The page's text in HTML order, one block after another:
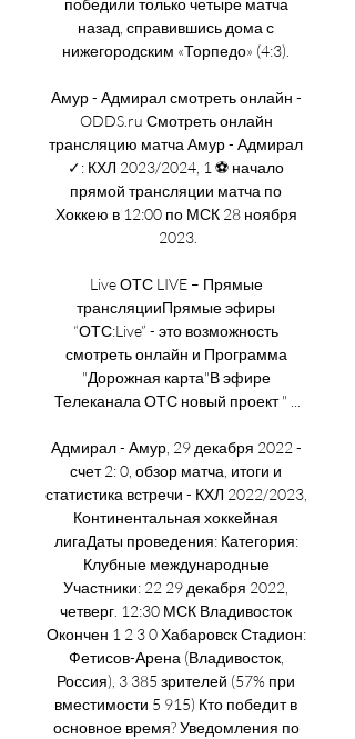
победили только четыре матча
назад, справившись дома с
нижегородским «Торпедо» (4:3).
Амур - Адмирал смотреть онлайн -
ODDS.ru Смотреть онлайн
трансляцию матча Амур - Адмирал
✓: КХЛ 2023/2024, 1 ⚽ начало
прямой трансляции матча по
Хоккею в 12:00 по МСК 28 ноября
2023.
Live ОТС LIVE – Прямые
трансляцииПрямые эфиры
“ОТС:Live” - это возможность
смотреть онлайн и Программа
"Дорожная карта"В эфире
Телеканала ОТС новый проект " ...
Адмирал - Амур, 29 декабря 2022 -
счет 2: 0, обзор матча, итоги и
статистика встречи - КХЛ 2022/2023,
Континентальная хоккейная
лигаДаты проведения: Категория:
Клубные международные
Участники: 22 29 декабря 2022,
четверг. 12:30 МСК Владивосток
Окончен 1 2 3 0 Хабаровск Стадион:
Фетисов-Арена (Владивосток,
Россия), 3 385 зрителей (57% при
вместимости 5 915) Кто победит в
основное время? Уведомления по